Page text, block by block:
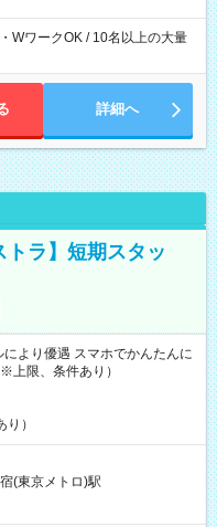
WワークOK / 10名以上の大量
詳細へ
ラ】短期スタッ
より優遇 スマホでかんたんに
上限、条件あり）
）
(東京メトロ)駅